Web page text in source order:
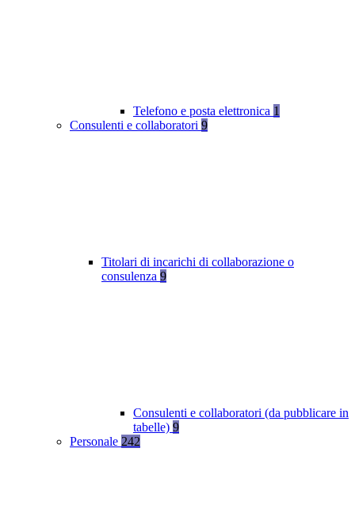
Telefono e posta elettronica 1
Consulenti e collaboratori 9
Titolari di incarichi di collaborazione o
consulenza 9
Consulenti e collaboratori (da pubblicare in
tabelle) 9
Personale 242